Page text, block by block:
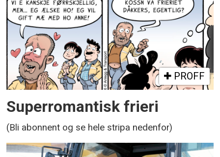
PROFF
Superromantisk frieri
(Bli abonnent og se hele stripa nedenfor)